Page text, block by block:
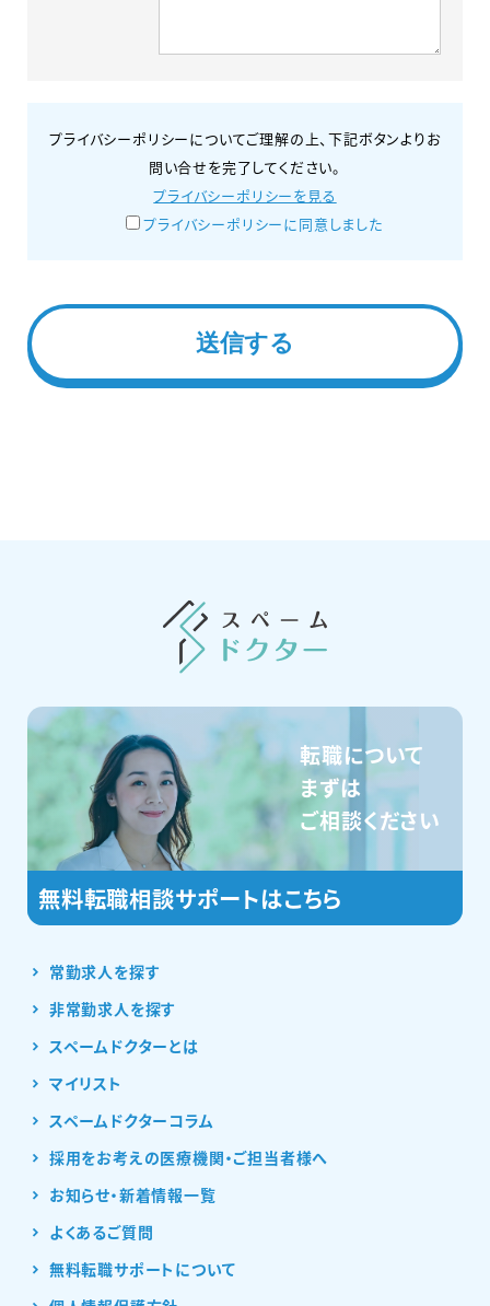
プライバシーポリシーについてご理解の上、下記ボタンよりお
問い合せを完了してください。
プライバシーポリシーを見る
プライバシーポリシーに同意しました
常勤求人を探す
非常勤求人を探す
スペームドクターとは
マイリスト
スペームドクターコラム
採用をお考えの医療機関・ご担当者様へ
お知らせ・新着情報一覧
よくあるご質問
無料転職サポートについて
転職について
まずは
ご相談ください